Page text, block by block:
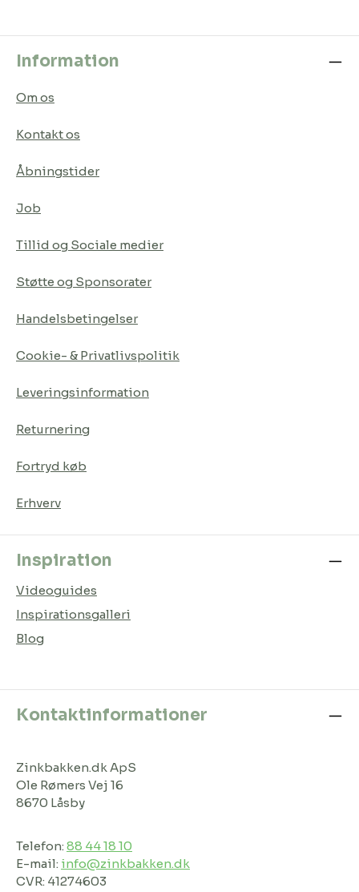
Information
Om os
Kontakt os
Åbningstider
Job
Tillid og Sociale medier
Støtte og Sponsorater
Handelsbetingelser
Cookie- & Privatlivspolitik
Leveringsinformation
Returnering
Fortryd køb
Erhverv
Inspiration
Videoguides
Inspirationsgalleri
Blog
Kontaktinformationer
Zinkbakken.dk ApS
Ole Rømers Vej 16
8670 Låsby
Telefon: 88 44 18 10
E-mail: info@zinkbakken.dk
CVR: 41274603